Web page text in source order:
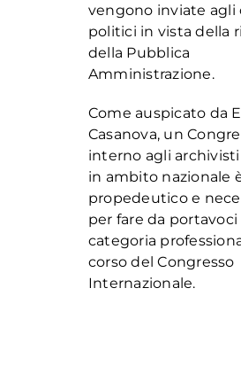
vengono inviate agli
politici in vista della
della Pubblica
Amministrazione.
Come auspicato da
Casanova, un
interno agli
in ambito nazionale
propedeutico e
per fare da portavoci
categoria
corso del Congresso
Internazionale.